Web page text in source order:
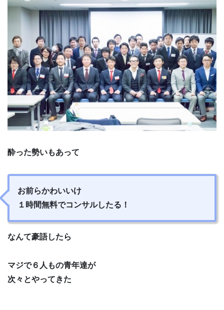
酔った勢いもあって
お前らかわいいけ
１時間無料でコンサルしたる！
なんて豪語したら
マジで６人もの青年達が
次々とやってきた